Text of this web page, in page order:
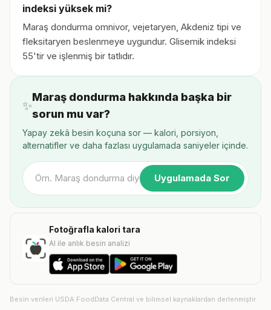
indeksi yüksek mi?
Maraş dondurma omnivor, vejetaryen, Akdeniz tipi ve
fleksitaryen beslenmeye uygundur. Glisemik indeksi
55'tir ve işlenmiş bir tatlıdır.
✨
Maraş dondurma hakkında başka bir
sorun mu var?
Yapay zekâ besin koçuna sor — kalori, porsiyon,
alternatifler ve daha fazlası uygulamada saniyeler içinde.
Uygulamada Sor
Fotoğrafla kalori tara
AI ile anlık besin analizi
Besin verileri USDA FoodData Central ve bilimsel kaynaklardan derlenmiştir.